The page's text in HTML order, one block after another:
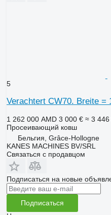
5
Verachtert CW70. Breite =
1 262 000 AMD 3 000 € ≈ 3 446
Просеивающий ковш
Бельгия, Grâce-Hollogne
KANES MACHINES BV/SRL
Связаться с продавцом
Подписаться на новые
Подписаться